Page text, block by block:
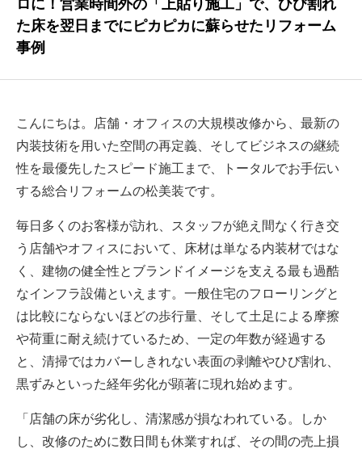
ENTRY
PRIVACY POLICY
個人情報保護方針
ロに！営業時間外の「上貼り施工」で、ひび割れ
た床を翌日までにピカピカに蘇らせたリフォーム
事例
こんにちは。店舗・オフィスの大規模改修から、最新の
内装技術を用いた空間の再定義、そしてビジネスの継続
性を最優先したスピード施工まで、トータルでお手伝い
する総合リフォームの松美装です。
毎日多くのお客様が訪れ、スタッフが絶え間なく行き交
う店舗やオフィスにおいて、床材は単なる内装材ではな
く、建物の健全性とブランドイメージを支える最も過酷
なインフラ設備といえます。一般住宅のフローリングと
は比較にならないほどの歩行量、そして土足による摩擦
や荷重に耐え続けているため、一定の年数が経過する
と、清掃ではカバーしきれない表面の剥離やひび割れ、
黒ずみといった経年劣化が顕著に現れ始めます。
「店舗の床が劣化し、清潔感が損なわれている。しか
し、改修のために数日間も休業すれば、その間の売上損